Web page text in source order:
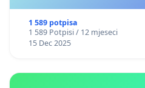
1 589 potpisa
1 589 Potpisi / 12 mjeseci
15 Dec 2025